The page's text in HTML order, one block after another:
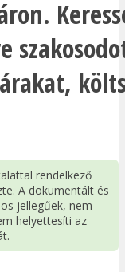
rendelkező
A dokumentált és
jellegűek, nem
helyettesíti az